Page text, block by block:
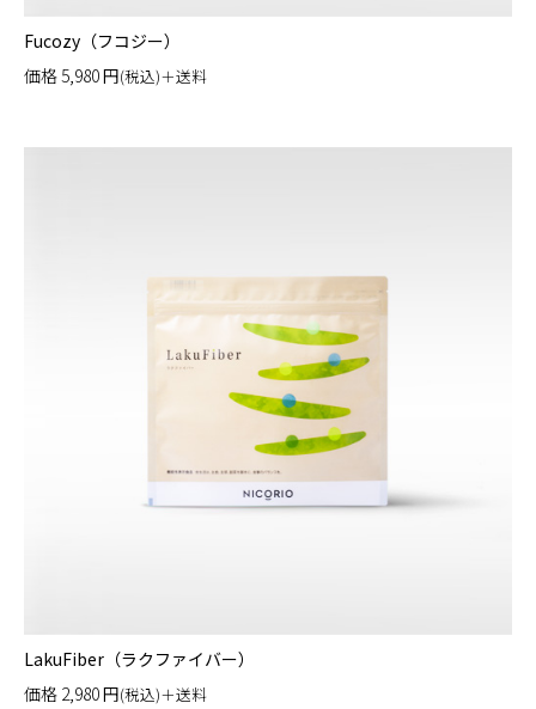
Fucozy（フコジー）
価格5,980円(税込)＋送料
LakuFiber（ラクファイバー）
価格 2,980円(税込)＋送料